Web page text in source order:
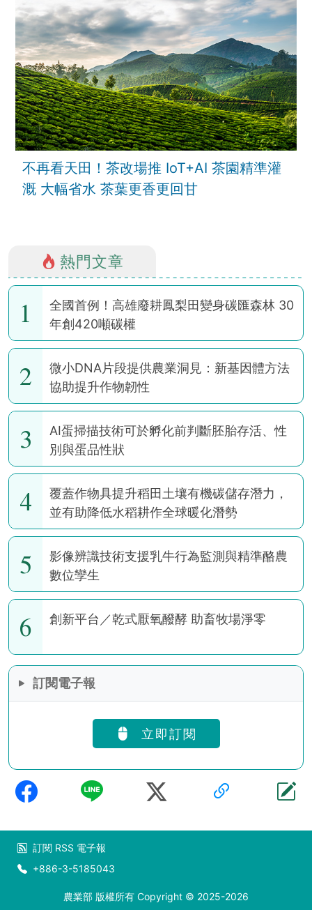
不再看天田！茶改場推 IoT+AI 茶園精準灌
溉 大幅省水 茶葉更香更回甘
熱門文章
1
全國首例！高雄廢耕鳳梨田變身碳匯森林 30
年創420噸碳權
2
微小DNA片段提供農業洞見：新基因體方法
協助提升作物韌性
3
AI蛋掃描技術可於孵化前判斷胚胎存活、性
別與蛋品性狀
4
覆蓋作物具提升稻田土壤有機碳儲存潛力，
並有助降低水稻耕作全球暖化潛勢
5
影像辨識技術支援乳牛行為監測與精準酪農
數位孿生
6 創新平台／乾式厭氧醱酵 助畜牧場淨零
訂閱電子報
立即訂閱
訂閱 RSS 電子報
+886-3-5185043
農業部 版權所有 Copyright © 2025-2026